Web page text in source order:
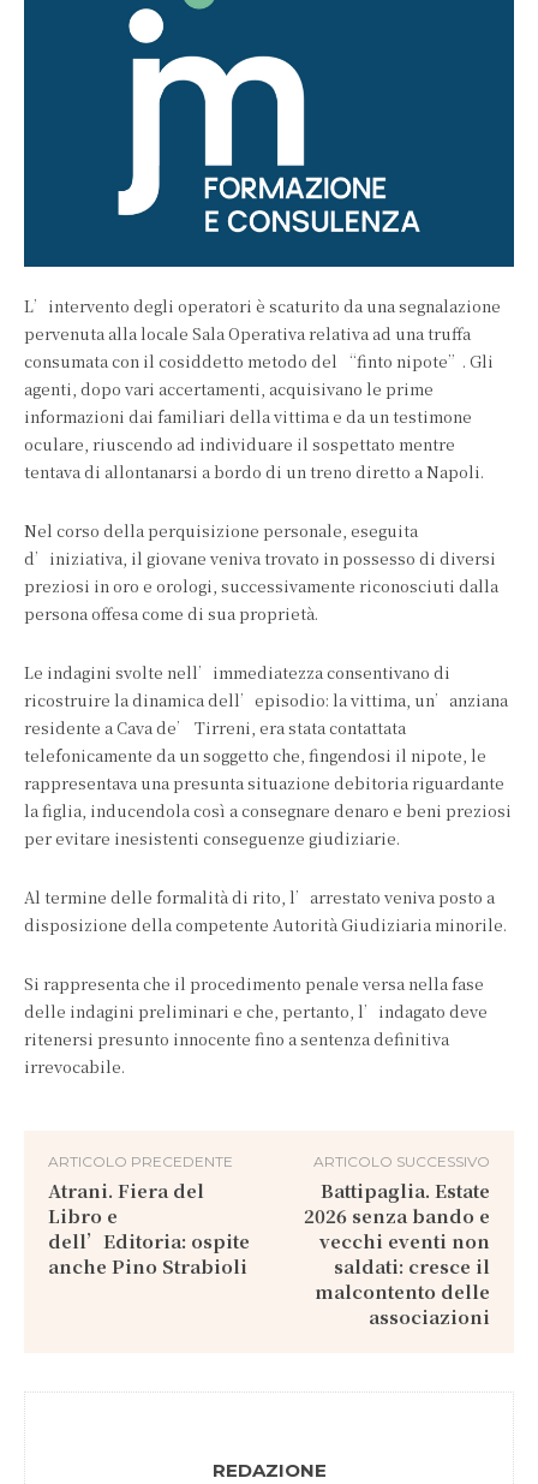
L’intervento degli operatori è scaturito da una segnalazione
pervenuta alla locale Sala Operativa relativa ad una truffa
consumata con il cosiddetto metodo del “finto nipote”. Gli
agenti, dopo vari accertamenti, acquisivano le prime
informazioni dai familiari della vittima e da un testimone
oculare, riuscendo ad individuare il sospettato mentre
tentava di allontanarsi a bordo di un treno diretto a Napoli.
Nel corso della perquisizione personale, eseguita
d’iniziativa, il giovane veniva trovato in possesso di diversi
preziosi in oro e orologi, successivamente riconosciuti dalla
persona offesa come di sua proprietà.
Le indagini svolte nell’immediatezza consentivano di
ricostruire la dinamica dell’episodio: la vittima, un’anziana
residente a Cava de’ Tirreni, era stata contattata
telefonicamente da un soggetto che, fingendosi il nipote, le
rappresentava una presunta situazione debitoria riguardante
la figlia, inducendola così a consegnare denaro e beni preziosi
per evitare inesistenti conseguenze giudiziarie.
Al termine delle formalità di rito, l’arrestato veniva posto a
disposizione della competente Autorità Giudiziaria minorile.
Si rappresenta che il procedimento penale versa nella fase
delle indagini preliminari e che, pertanto, l’indagato deve
ritenersi presunto innocente fino a sentenza definitiva
irrevocabile.
ARTICOLO PRECEDENTE
Atrani. Fiera del
Libro e
dell’Editoria: ospite
anche Pino Strabioli
ARTICOLO SUCCESSIVO
Battipaglia. Estate
2026 senza bando e
vecchi eventi non
saldati: cresce il
malcontento delle
associazioni
REDAZIONE